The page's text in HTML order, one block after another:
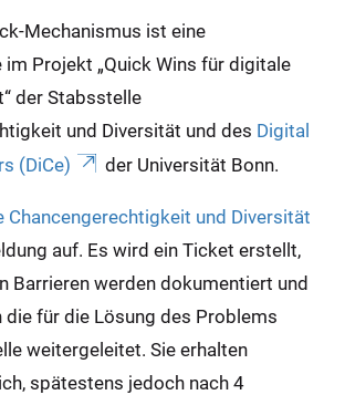
Mechanismus ist eine
im Projekt „Quick Wins für digitale
der Stabsstelle
und Diversität und des Digital
(DiCe)
der Universität Bonn.
Chancengerechtigkeit und Diversität
auf. Es wird ein Ticket erstellt,
Barrieren werden dokumentiert und
die für die Lösung des Problems
weitergeleitet. Sie erhalten
spätestens jedoch nach 4